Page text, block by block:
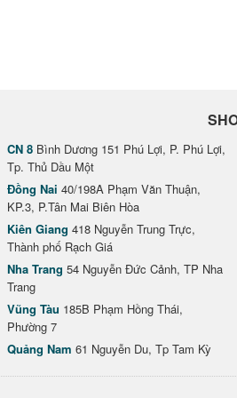
CN 8 Bình Dương 151 Phú Lợi, P. Phú Lợi,
Tp. Thủ Dầu Một
Đồng Nai 40/198A Phạm Văn Thuận,
KP.3, P.Tân Mai Biên Hòa
Kiên Giang 418 Nguyễn Trung Trực,
Thành phố Rạch Giá
Nha Trang 54 Nguyễn Đức Cảnh, TP Nha
Trang
Vũng Tàu 185B Phạm Hồng Thái,
Phường 7
Quảng Nam 61 Nguyễn Du, Tp Tam Kỳ